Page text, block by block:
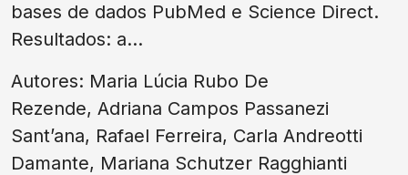
bases de dados PubMed e Science Direct.
Resultados: a...
Autores: Maria Lúcia Rubo De
Rezende, Adriana Campos Passanezi
Sant’ana, Rafael Ferreira, Carla Andreotti
Damante, Mariana Schutzer Ragghianti